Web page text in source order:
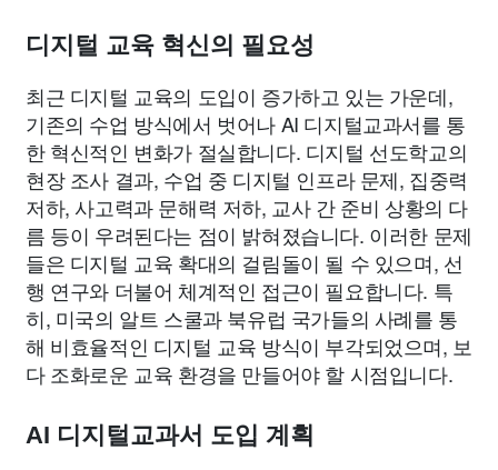
디지털 교육 혁신의 필요성
최근 디지털 교육의 도입이 증가하고 있는 가운데,
기존의 수업 방식에서 벗어나 AI 디지털교과서를 통
한 혁신적인 변화가 절실합니다. 디지털 선도학교의
현장 조사 결과, 수업 중 디지털 인프라 문제, 집중력
저하, 사고력과 문해력 저하, 교사 간 준비 상황의 다
름 등이 우려된다는 점이 밝혀졌습니다. 이러한 문제
들은 디지털 교육 확대의 걸림돌이 될 수 있으며, 선
행 연구와 더불어 체계적인 접근이 필요합니다. 특
히, 미국의 알트 스쿨과 북유럽 국가들의 사례를 통
해 비효율적인 디지털 교육 방식이 부각되었으며, 보
다 조화로운 교육 환경을 만들어야 할 시점입니다.
AI 디지털교과서 도입 계획